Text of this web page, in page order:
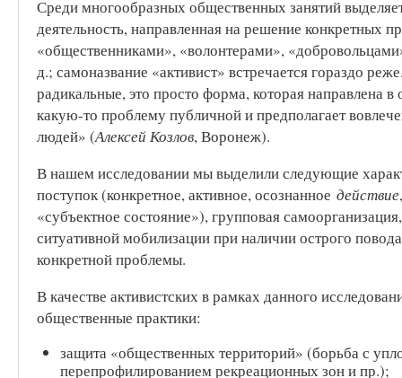
Среди многообразных общественных занятий
деятельность, направленная на решение конкретных
«общественниками», «волонтерами»,
д.; самоназвание «активист» встречается гораздо
радикальные, это просто форма, которая направлена
какую-то проблему публичной и предполагает
людей» (Алексей Козлов, Воронеж).
В нашем исследовании мы выделили следующие
поступок (конкретное, активное, осознанное действие
«субъектное состояние»), групповая
ситуативной мобилизации при наличии острого
конкретной проблемы.
В качестве активистских в рамках данного
общественные практики:
защита «общественных территорий» (борьба с
перепрофилированием рекреационных зон и пр.);